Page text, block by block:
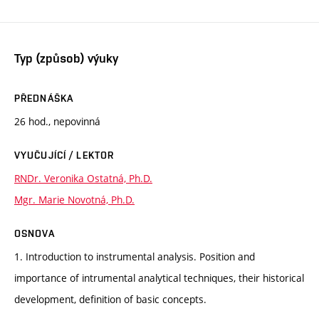
Typ (způsob) výuky
PŘEDNÁŠKA
26 hod., nepovinná
VYUČUJÍCÍ / LEKTOR
RNDr. Veronika Ostatná, Ph.D.
Mgr. Marie Novotná, Ph.D.
OSNOVA
1. Introduction to instrumental analysis. Position and
importance of intrumental analytical techniques, their historical
development, definition of basic concepts.